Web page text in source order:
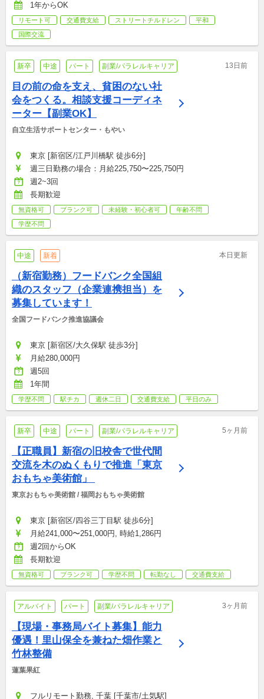
1年からOK
リモート可 交通費支給 ストリートチルドレン
平和
国際交流
新卒 中途 パート 副業/パラレルキャリア 13日前
目の前の命を支え、貧困のない社
会をつくる。相談支援コーディネ
ーター【副業OK】
自立生活サポートセンター・もやい
東京 [新宿区/江戸川橋駅 徒歩6分]
週三日勤務の場合：月給225,750〜225,750円
週2~3回
長期歓迎
無資格可 ブランク可 未経験・初心者可
年齢不問
学歴不問
中途 新着 本日更新
（新宿勤務）フードバンク全国組
織のスタッフ（企業連携担当）を
募集しています！
全国フードバンク推進協議会
東京 [新宿区/大久保駅 徒歩3分]
月給280,000円
週5回
1年間
学歴不問 駅チカ 週休二日 交通費支給 平日のみ
新卒 中途 パート 副業/パラレルキャリア 5ヶ月前
【正職員】新宿の旧校舎で世代間
交流を木のぬくもりで推進「東京
東京おもちゃ美術館 / 福岡おもちゃ美術館
東京 [新宿区/四谷三丁目駅 徒歩6分]
月給241,000〜251,000円, 時給1,286円
週2回からOK
長期歓迎
無資格可 ブランク可 学歴不問 転勤なし 交通費支給
アルバイト パート 副業/パラレルキャリア 3ヶ月前
【現場・事務局バイト募集】能力
優遇！里山保全を兼ねた畑作業と
竹林整備
蓮葉果紅
フルリモート勤務, 千葉 [千葉市/土気駅]